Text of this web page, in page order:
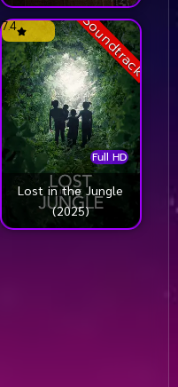
ไมล์ (2019)
Soundtrack
Full HD
7.4
Lost in the Jungle
(2025)